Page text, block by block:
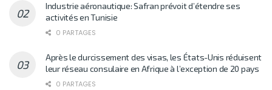
Industrie aéronautique: Safran prévoit d’étendre ses
activités en Tunisie
0 PARTAGES
Après le durcissement des visas, les États-Unis réduisent
leur réseau consulaire en Afrique à l’exception de 20 pays
0 PARTAGES